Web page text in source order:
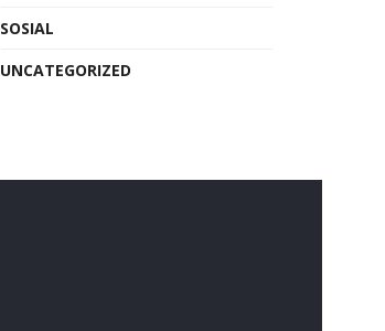
SOSIAL
UNCATEGORIZED